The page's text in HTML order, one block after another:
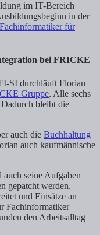
im IT-Bereich
in der
für
bei FRICKE
SI durchläuft Florian
Gruppe. Alle sechs
bleibt die
auch die Buchhaltung
auch kaufmännische
seine Aufgaben
gepatcht werden,
und Einsätze an
Fachinformatiker
den Arbeitsalltag